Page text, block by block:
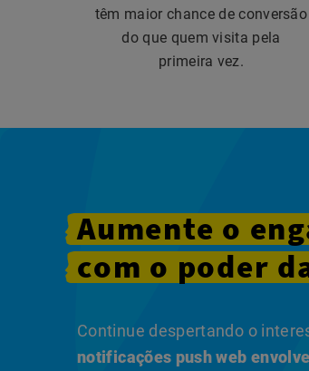
têm maior chance de conversão
do que quem visita pela
primeira vez.
Aumente o
com o poder
Continue despertando o
notificações push web